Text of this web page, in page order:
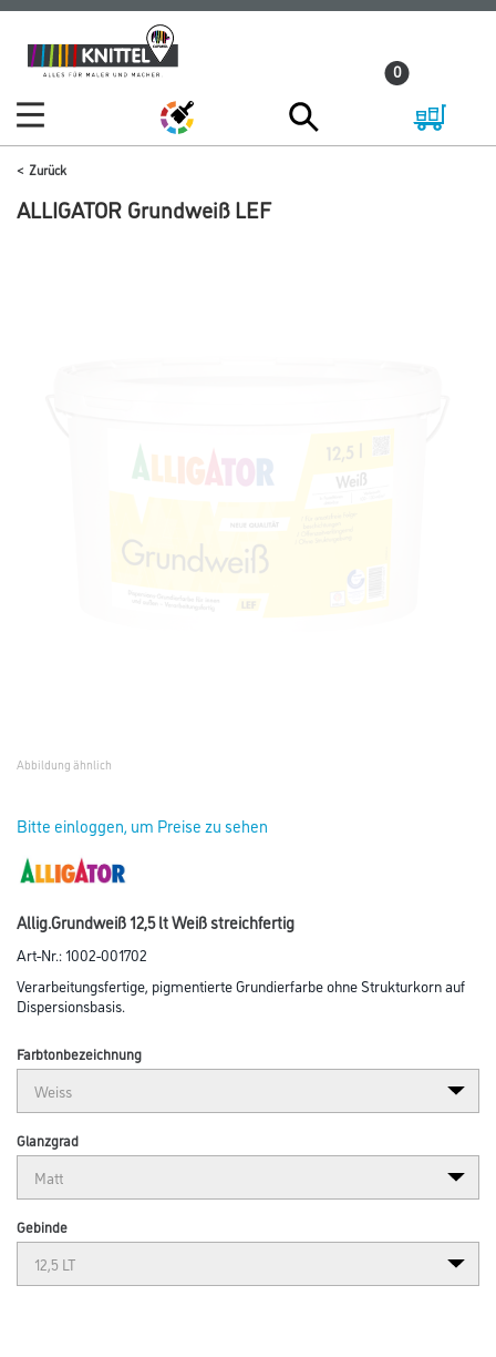
Zum
Inhalt
Zum
Navigationsmenü
0
Zurück
ALLIGATOR Grundweiß LEF
Abbildung ähnlich
Bitte einloggen, um Preise zu sehen
Allig.Grundweiß 12,5 lt Weiß streichfertig
Art-Nr.:1002-001702
Verarbeitungsfertige, pigmentierte Grundierfarbe ohne Strukturkorn auf
Dispersionsbasis.
Farbtonbezeichnung
Glanzgrad
Gebinde